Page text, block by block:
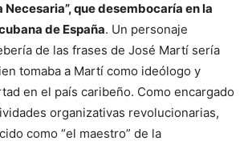
Necesaria”, que desembocaría en la
de España. Un personaje
de las frases de José Martí sería
tomaba a Martí como ideólogo y
en el país caribeño. Como encargado
organizativas revolucionarias,
como “el maestro” de la